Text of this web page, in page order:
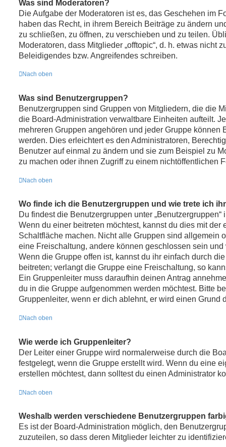
Was sind Moderatoren?
Die Aufgabe der Moderatoren ist es, das Geschehen im
haben das Recht, in ihrem Bereich Beiträge zu ändern
zu schließen, zu öffnen, zu verschieben und zu teilen.
Moderatoren, dass Mitglieder „offtopic“, d. h. etwas nicht
Beleidigendes bzw. Angreifendes schreiben.
Nach oben
Was sind Benutzergruppen?
Benutzergruppen sind Gruppen von Mitgliedern, die die
die Board-Administration verwaltbare Einheiten aufteilt.
mehreren Gruppen angehören und jeder Gruppe können
werden. Dies erleichtert es den Administratoren,
Benutzer auf einmal zu ändern und sie zum Beispiel zu
zu machen oder ihnen Zugriff zu einem nichtöffentlichen
Nach oben
Wo finde ich die Benutzergruppen und wie trete ich
Du findest die Benutzergruppen unter
Wenn du einer beitreten möchtest, kannst du dies mit der
Schaltfläche machen. Nicht alle Gruppen sind allgemein
eine Freischaltung, andere können geschlossen sein und
Wenn die Gruppe offen ist, kannst du ihr einfach durch
beitreten; verlangt die Gruppe eine Freischaltung, so
Ein Gruppenleiter muss daraufhin deinen Antrag
du in die Gruppe aufgenommen werden möchtest. Bitte
Gruppenleiter, wenn er dich ablehnt, er wird einen Grund
Nach oben
Wie werde ich Gruppenleiter?
Der Leiter einer Gruppe wird normalerweise durch die
festgelegt, wenn die Gruppe erstellt wird. Wenn du eine
erstellen möchtest, dann solltest du einen Administrator
Nach oben
Weshalb werden verschiedene Benutzergruppen
Es ist der Board-Administration möglich, den
zuzuteilen, so dass deren Mitglieder leichter zu